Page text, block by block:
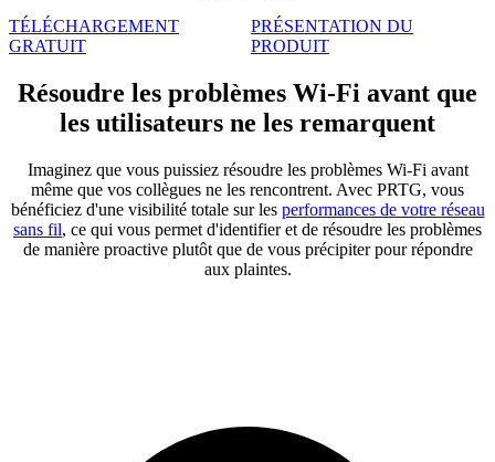
TÉLÉCHARGEMENT
GRATUIT
PRÉSENTATION DU
PRODUIT
Résoudre les problèmes Wi-Fi avant que
les utilisateurs ne les remarquent
Imaginez que vous puissiez résoudre les problèmes Wi-Fi avant
même que vos collègues ne les rencontrent. Avec PRTG, vous
bénéficiez d'une visibilité totale sur les performances de votre réseau
sans fil, ce qui vous permet d'identifier et de résoudre les problèmes
de manière proactive plutôt que de vous précipiter pour répondre
aux plaintes.